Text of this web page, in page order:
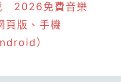
2026免費音樂
頁版、手機
）